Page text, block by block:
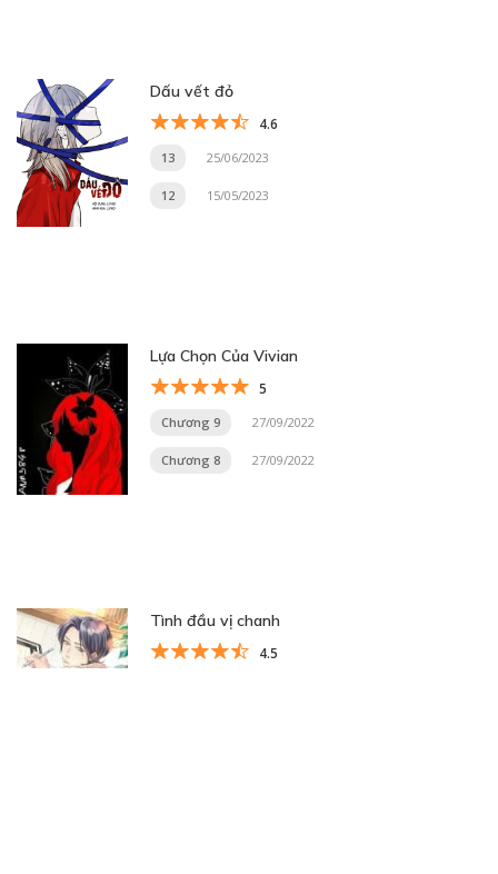
Dấu vết đỏ
4.6
13 25/06/2023
12 15/05/2023
Lựa Chọn Của Vivian
5
Chương 9 27/09/2022
Chương 8 27/09/2022
Tình đầu vị chanh
4.5